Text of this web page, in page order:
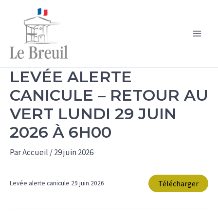
contenu
LEVÉE ALERTE
CANICULE – RETOUR AU
VERT LUNDI 29 JUIN
2026 À 6H00
ParAccueil /29 juin 2026
Levée alerte canicule 29 juin 2026 Télécharger